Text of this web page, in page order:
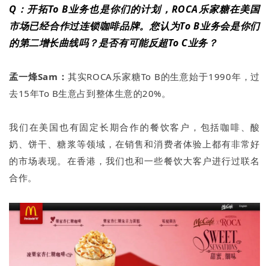
Q：开拓To B业务也是你们的计划，ROCA乐家糖在美国
市场已经合作过连锁咖啡品牌。您认为To B业务会是你们
的第二增长曲线吗？是否有可能反超To C业务？
孟一烽Sam： 其实ROCA乐家糖To B的生意始于1990年，过
去15年To B生意占到整体生意的20%。
我们在美国也有固定长期合作的餐饮客户，包括咖啡、酸
奶、饼干、糖浆等领域，在销售和消费者体验上都有非常好
的市场表现。在香港，我们也和一些餐饮大客户进行过联名
合作。